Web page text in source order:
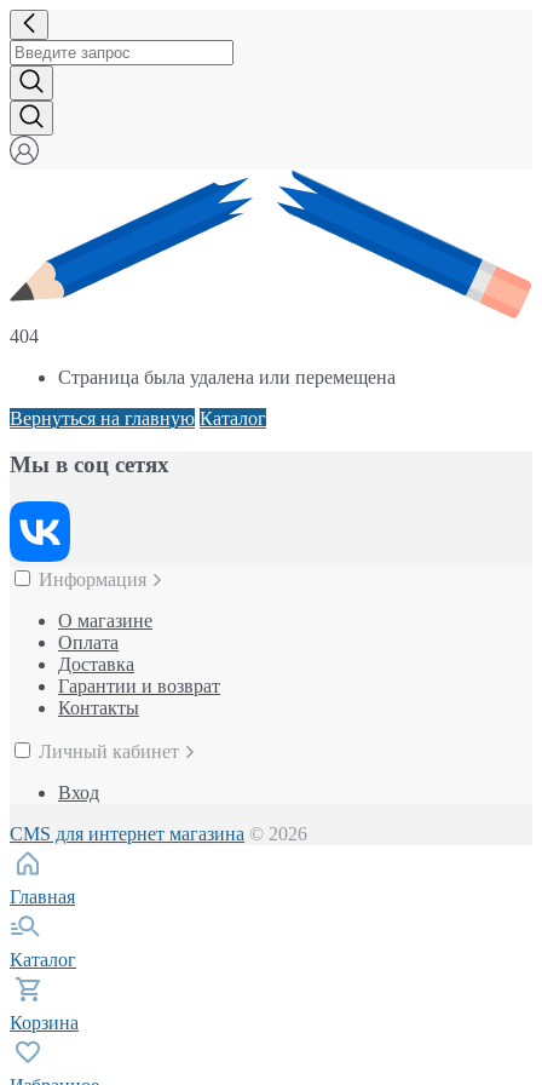
404
Страница была удалена или перемещена
Вернуться на главную Каталог
Мы в соц сетях
Информация
О магазине
Оплата
Доставка
Гарантии и возврат
Контакты
Личный кабинет
Вход
CMS для интернет магазина © 2026
Главная
Каталог
Корзина